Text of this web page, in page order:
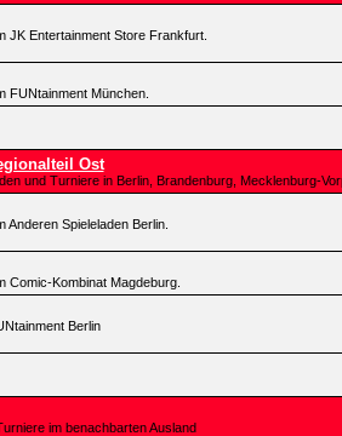
JK Entertainment Store Frankfurt.
FUNtainment München.
Ost
und Turniere in Berlin, Brandenburg, Mecklenburg-
Anderen Spieleladen Berlin.
Comic-Kombinat Magdeburg.
Berlin
im benachbarten Ausland